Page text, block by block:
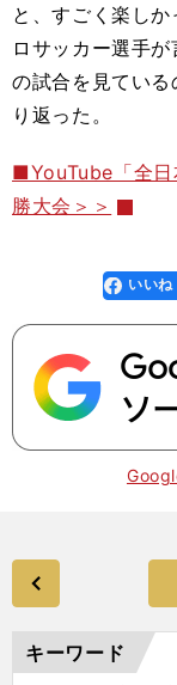
と、すごく楽し
ロサッカー選手
の試合を見てい
り返った。
■YouTube「全日
勝大会＞＞
faceboo
k
いいね
キーワード